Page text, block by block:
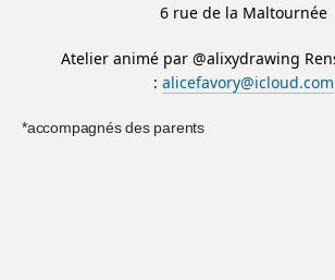
6 rue de la Maltournée
Atelier animé par @alixydrawing
: alicefavory@icloud.com
*accompagnés des parents